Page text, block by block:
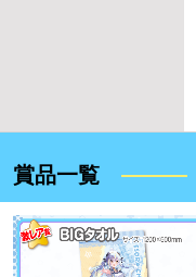
賞品一覧